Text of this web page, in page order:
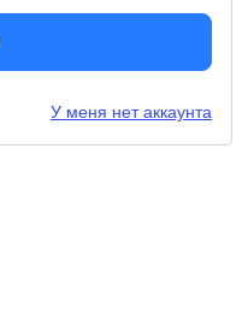
У меня нет аккаунта